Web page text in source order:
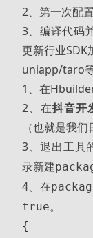
2、第一次配
3、编译代码
更新行业SDK
uniapp/taro
1、在
2、在抖音开
（也就是我
3、退出工具
录新建
4、在
true。
{